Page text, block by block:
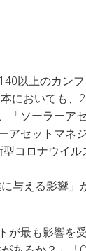
以上のカン
においても、
「ソーラーア
アセットマネ
コロナウイル
与える影響」
が最も影響を